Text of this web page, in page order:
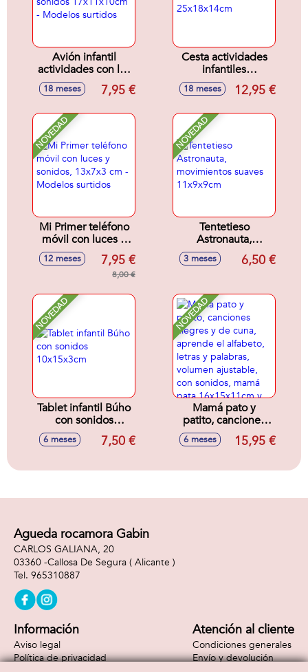
Avión infantil
actividades con luz
y sonidos
17x11x10cm -
18 meses 7,95 €
Cesta actividades
infantiles
25x18x14cm
18 meses 12,95 €
NOVEDAD
Mi Primer teléfono
móvil con luces y
sonidos, 13x7x3
cm - Modelos
12 meses 7,95 €
8,00 €
NOVEDAD
Tentetieso
Astronauta,
movimientos
suaves 11x9x9cm
3 meses 6,50 €
NOVEDAD
Tablet infantil Búho
con sonidos
10x15x3cm
6 meses 7,50 €
NOVEDAD
Mamá pato y
patito, canciones
alegres y de cuna,
aprende el
palabras, volumen
sonidos, mamá
6 meses 15,95 €
Agueda rocamora Gabin
CARLOS GALIANA, 20
03360 -Callosa De Segura ( Alicante )
965310887
Información
Aviso legal
Política de privacidad
Atención al cliente
Condiciones generales
Envío y devolución